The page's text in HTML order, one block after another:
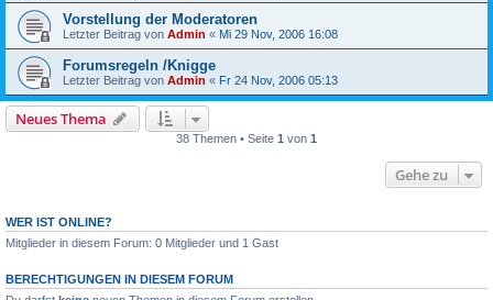
Vorstellung der Moderatoren
Letzter Beitrag von Admin « Mi 29 Nov, 2006 16:08
Forumsregeln /Knigge
Letzter Beitrag von Admin « Fr 24 Nov, 2006 05:13
Neues Thema
38 Themen • Seite 1 von 1
Gehe zu
WER IST ONLINE?
Mitglieder in diesem Forum: 0 Mitglieder und 1 Gast
BERECHTIGUNGEN IN DIESEM FORUM